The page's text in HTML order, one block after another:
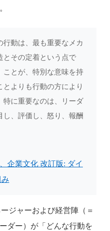
行動は、最も重要なメカ
とその定着という点で
ことが、特別な意味を持
よりも行動の方により
特に重要なのは、リーダ
し、評価し、怒り、報酬
企業文化 改訂版: ダイ
ジャーおよび経営陣（＝
ダー）が「どんな行動を